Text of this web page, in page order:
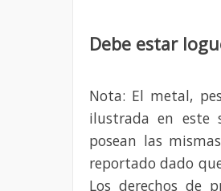
Debe estar
Nota: El metal,
ilustrada en este
posean las
reportado dado
Los derechos de